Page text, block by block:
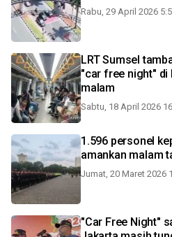
Rabu, 29 April 2026
LRT Sumsel
"car free night" di
malam
Sabtu, 18 April 2026
1.596 personel
amankan malam
Jumat, 20 Maret 2026
"Car Free Night"